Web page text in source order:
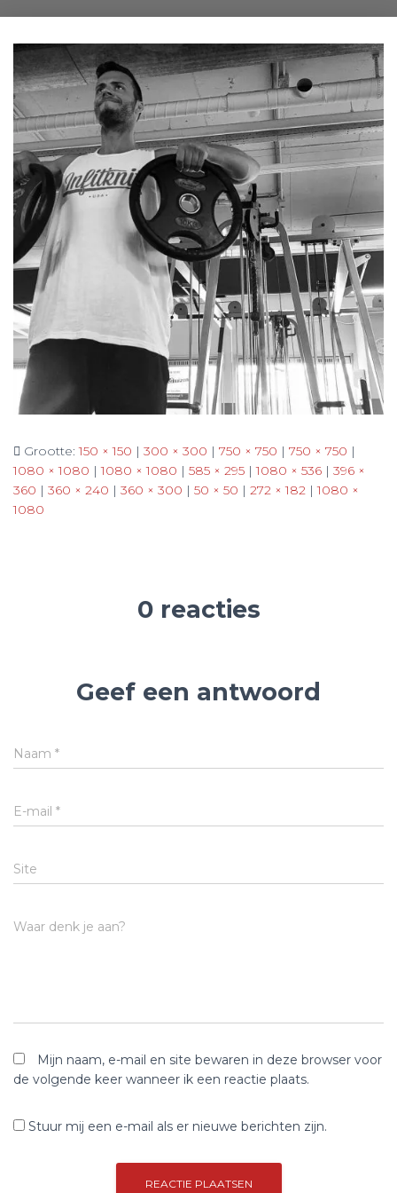
Grootte:150 × 150 | 300 × 300 | 750 × 750 | 750 × 750 |
1080 × 1080 | 1080 × 1080 | 585 × 295 | 1080 × 536 | 396 ×
360 | 360 × 240 | 360 × 300 | 50 × 50 | 272 × 182 | 1080 ×
1080
0 reacties
Geef een antwoord
Naam *
E-mail *
Site
Waar denk je aan?
Mijn naam, e-mail en site bewaren in deze browser voor
de volgende keer wanneer ik een reactie plaats.
Stuur mij een e-mail als er nieuwe berichten zijn.